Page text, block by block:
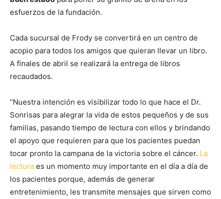
esfuerzos de la fundación.
Cada sucursal de Frody se convertirá en un centro de
acopio para todos los amigos que quieran llevar un libro.
A finales de abril se realizará la entrega de libros
recaudados.
“Nuestra intención es visibilizar todo lo que hace el Dr.
Sonrisas para alegrar la vida de estos pequeños y de sus
familias, pasando tiempo de lectura con ellos y brindando
el apoyo que requieren para que los pacientes puedan
tocar pronto la campana de la victoria sobre el cáncer. La
lectura es un momento muy importante en el día a día de
los pacientes porque, además de generar
entretenimiento, les transmite mensajes que sirven como